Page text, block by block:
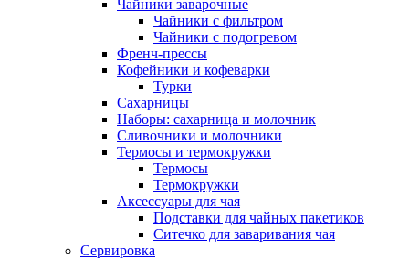
Чайники заварочные
Чайники с фильтром
Чайники с подогревом
Френч-прессы
Кофейники и кофеварки
Турки
Сахарницы
Наборы: сахарница и молочник
Сливочники и молочники
Термосы и термокружки
Термосы
Термокружки
Аксессуары для чая
Подставки для чайных пакетиков
Ситечко для заваривания чая
Сервировка